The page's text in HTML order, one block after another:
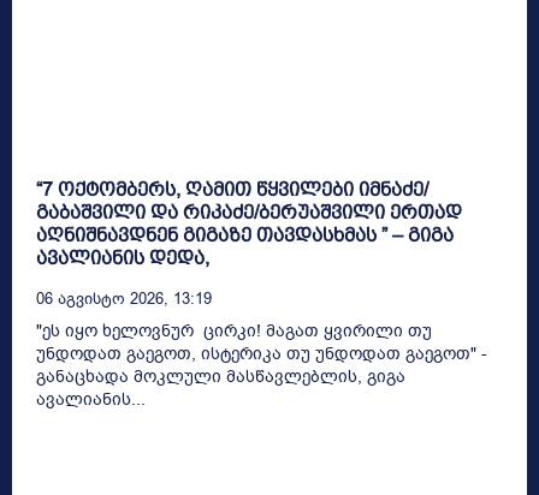
“7 ოქტომბერს, ღამით წყვილები იმნაძე/
გაბაშვილი და რიკაძე/ბერუაშვილი ერთად
აღნიშნავდნენ გიგაზე თავდასხმას ” – გიგა
ავალიანის დედა,
06 Აგვისტო 2026, 13:19
"ეს იყო ხელოვნურ ცირკი! მაგათ ყვირილი თუ
უნდოდათ გაეგოთ, ისტერიკა თუ უნდოდათ გაეგოთ" -
განაცხადა მოკლული მასწავლებლის, გიგა
ავალიანის...